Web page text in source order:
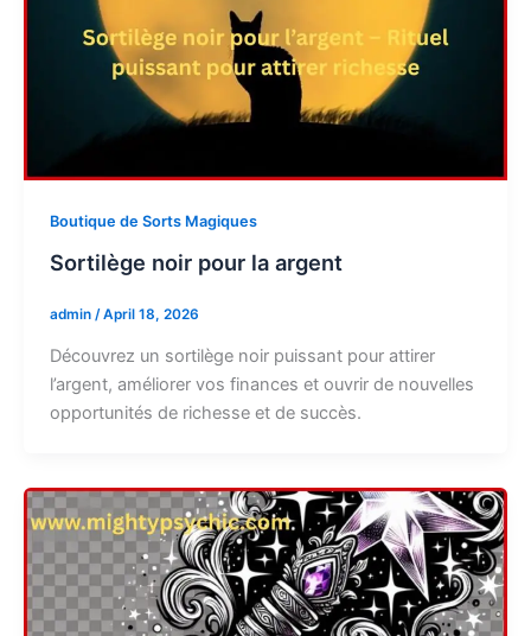
Boutique de Sorts Magiques
Sortilège noir pour la argent
admin /April 18, 2026
Découvrez un sortilège noir puissant pour attirer
l’argent, améliorer vos finances et ouvrir de nouvelles
opportunités de richesse et de succès.